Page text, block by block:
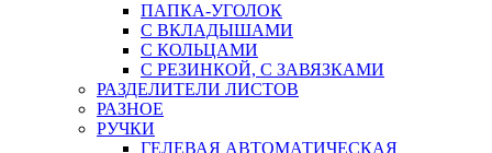
ПАПКА-УГОЛОК
С ВКЛАДЫШАМИ
С КОЛЬЦАМИ
С РЕЗИНКОЙ, С ЗАВЯЗКАМИ
РАЗДЕЛИТЕЛИ ЛИСТОВ
РАЗНОЕ
РУЧКИ
ГЕЛЕВАЯ АВТОМАТИЧЕСКАЯ